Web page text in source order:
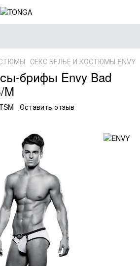
СЕКС БЕЛЬЕ И КОСТЮМЫ ENVY
брифы Envy Bad
M
Оставить отзыв